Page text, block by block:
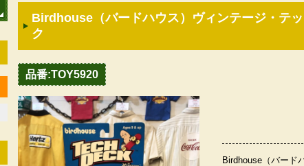
Birdhouse（バードハウス）ヴィンテージ・テ
ク
品番:TOY5920
Birdhouse（バード